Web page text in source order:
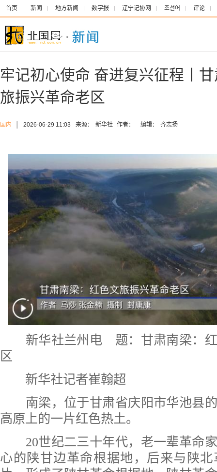
首页 新闻 地方新闻 数字报 辽宁记协网 조선어 评论
牢记初心使命 奋进复兴征程丨
旅振兴革命老区
国内 2026-06-29 11:03 来源： 新华社 作者： 编辑： 齐志扬
新华社兰州电 题：甘肃南梁：
区
新华社记者崔翰超
南梁，位于甘肃省庆阳市华池县的
高原上的一片红色热土。
20世纪二三十年代，老一辈革命家
心的陕甘边革命根据地，后来与陕